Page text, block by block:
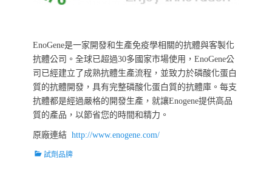
EnoGene是一家開發和生產免疫學相關的抗體與客製化
抗體公司。全球已超過30多國家市場使用，EnoGene公
司已經建立了成熟抗體生產流程，並致力於磷酸化蛋白
質的抗體開發，具有完整磷酸化蛋白質的抗體庫。每支
抗體都是經過嚴格的開發生產，就讓Enogene提供高品
質的產品，以節省您的時間和精力。
原廠連結 http://www.enogene.com/
Categories
試劑品牌